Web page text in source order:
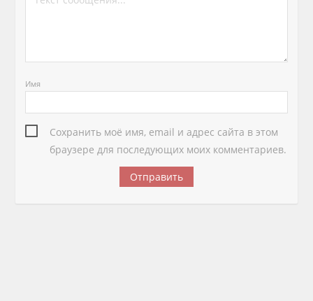
Имя
Сохранить моё имя, email и адрес сайта в этом
браузере для последующих моих комментариев.